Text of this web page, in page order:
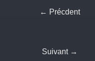
← Précdent
Suivant →